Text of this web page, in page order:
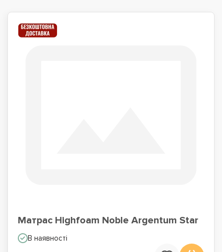
Матрас Highfoam Noble Argentum Star
В наявності